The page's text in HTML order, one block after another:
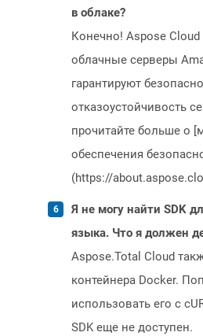
в облаке?
Конечно! Aspose Cloud
облачные серверы
гарантируют
отказоустойчивость
прочитайте больше о
обеспечения
(https://
Я не могу найти SDK
языка. Что я должен
Aspose.Total Cloud
контейнера Docker.
использовать его с
SDK еще не доступен.